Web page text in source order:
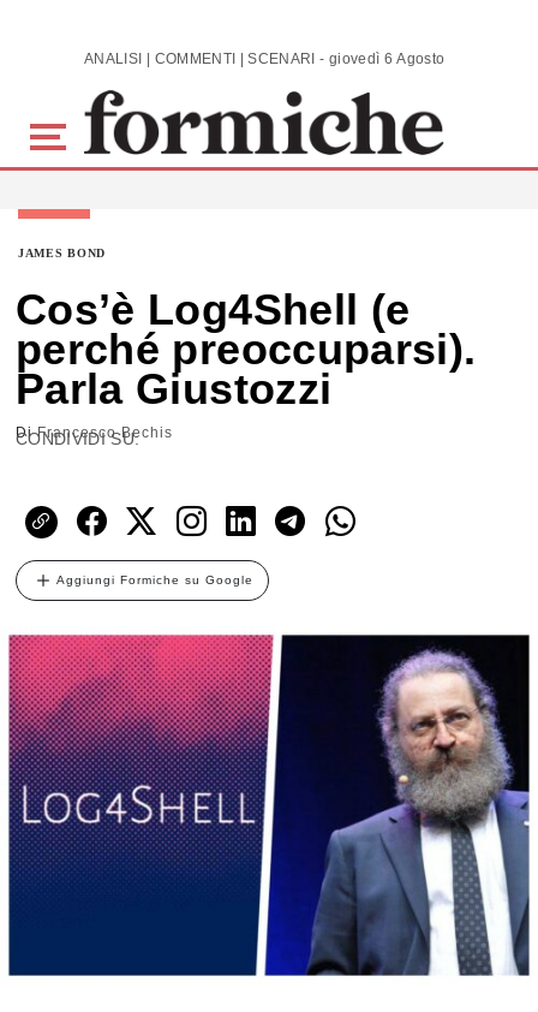
Skip to main content ANALISI | COMMENTI | SCENARI - giovedì 6 Agosto 2026
JAMES BOND
Cos’è Log4Shell (e
perché preoccuparsi).
Parla Giustozzi
DiFrancesco Bechis
CONDIVIDI SU:
Aggiungi Formiche su Google